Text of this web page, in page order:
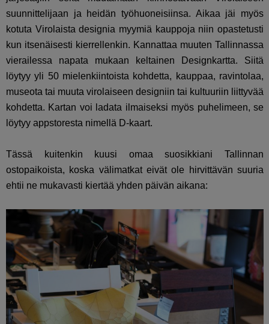
suunnittelijaan ja heidän työhuoneisiinsa. Aikaa jäi myös
kotuta Virolaista designia myymiä kauppoja niin opastetusti
kun itsenäisesti kierrellenkin. Kannattaa muuten Tallinnassa
vierailessa napata mukaan keltainen Designkartta. Siitä
löytyy yli 50 mielenkiintoista kohdetta, kauppaa, ravintolaa,
museota tai muuta virolaiseen designiin tai kultuuriin liittyvää
kohdetta. Kartan voi ladata ilmaiseksi myös puhelimeen, se
löytyy appstoresta nimellä D-kaart.
Tässä kuitenkin kuusi omaa suosikkiani Tallinnan
ostopaikoista, koska välimatkat eivät ole hirvittävän suuria
ehtii ne mukavasti kiertää yhden päivän aikana: